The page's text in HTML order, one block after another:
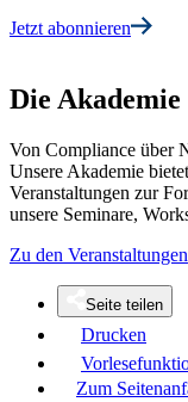
Jetzt abonnieren
Die Akademie
Von Compliance über
Unsere Akademie
Veranstaltungen zur
unsere Seminare,
Zu den Veranstaltungen
Seite teilen
Drucken
Zum